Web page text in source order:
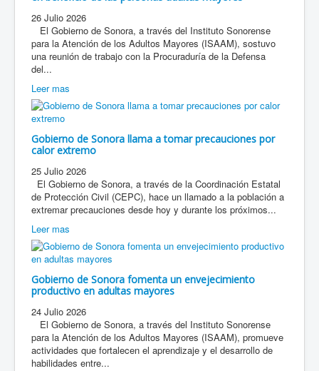
26 Julio 2026
El Gobierno de Sonora, a través del Instituto Sonorense
para la Atención de los Adultos Mayores (ISAAM), sostuvo
una reunión de trabajo con la Procuraduría de la Defensa
del...
Leer mas
Gobierno de Sonora llama a tomar precauciones por
calor extremo
25 Julio 2026
El Gobierno de Sonora, a través de la Coordinación Estatal
de Protección Civil (CEPC), hace un llamado a la población a
extremar precauciones desde hoy y durante los próximos...
Leer mas
Gobierno de Sonora fomenta un envejecimiento
productivo en adultas mayores
24 Julio 2026
El Gobierno de Sonora, a través del Instituto Sonorense
para la Atención de los Adultos Mayores (ISAAM), promueve
actividades que fortalecen el aprendizaje y el desarrollo de
habilidades entre...